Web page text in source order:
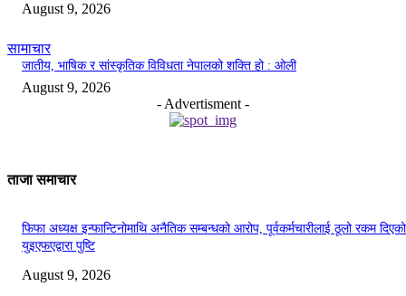
August 9, 2026
सामाचार
जातीय, भाषिक र सांस्कृतिक विविधता नेपालको शक्ति हो : ओली
August 9, 2026
- Advertisment -
ताजा समाचार
फिफा अध्यक्ष इन्फान्टिनोमाथि अनैतिक सम्बन्धको आरोप, पूर्वकर्मचारीलाई ठूलो रकम दिएको
युइएफएद्वारा पुष्टि
August 9, 2026